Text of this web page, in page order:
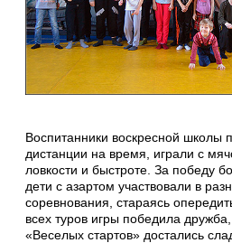
Воспитанники воскресной школы
дистанции на время, играли с
ловкости и быстроте. За победу
дети с азартом участвовали в
соревнования, стараясь
всех туров игры победила
«Веселых стартов» достались